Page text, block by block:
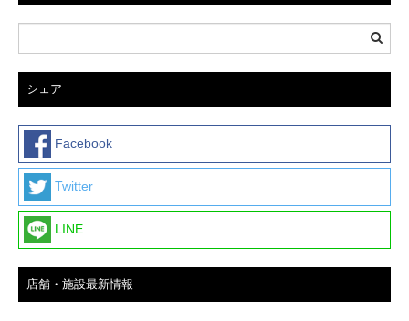
シェア
Facebook
Twitter
LINE
店舗・施設最新情報